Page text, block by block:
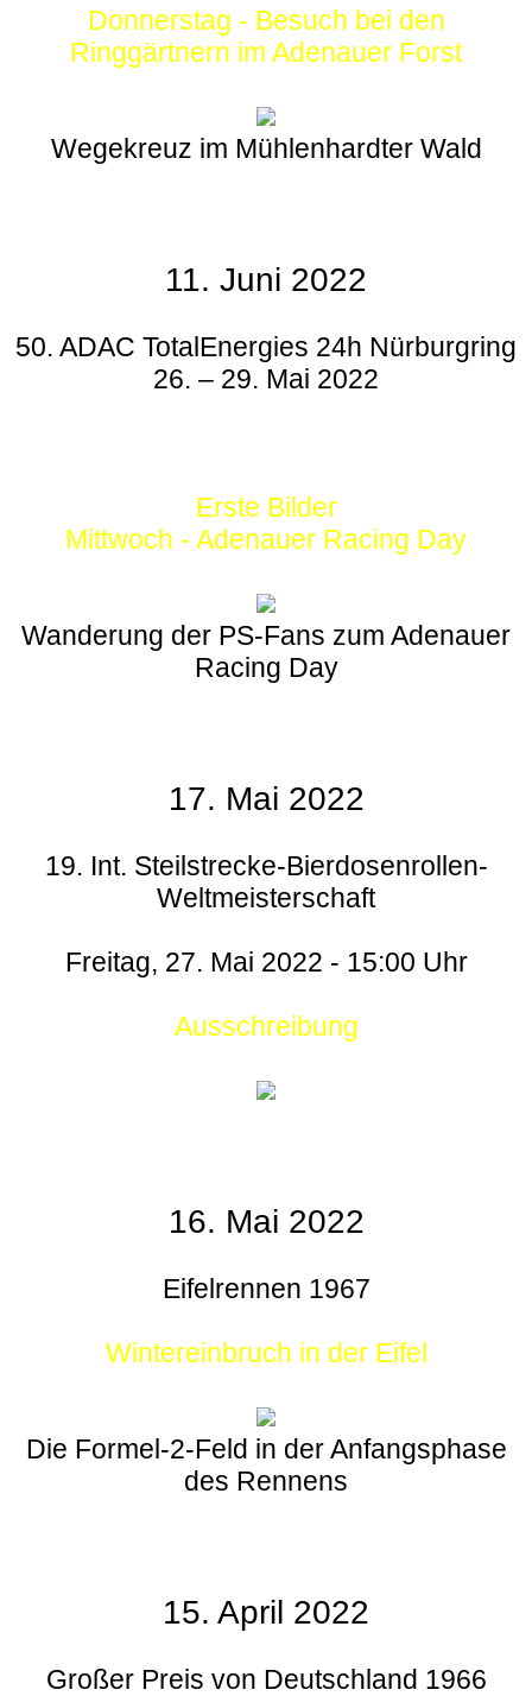
Donnerstag - Besuch bei den
Ringgärtnern im Adenauer Forst
Wegekreuz im Mühlenhardter Wald
11. Juni 2022
50. ADAC TotalEnergies 24h Nürburgring
26. – 29. Mai 2022
Erste Bilder
Mittwoch - Adenauer Racing Day
Wanderung der PS-Fans zum Adenauer
Racing Day
17. Mai 2022
19. Int. Steilstrecke-Bierdosenrollen-
Weltmeisterschaft
Freitag, 27. Mai 2022 - 15:00 Uhr
Ausschreibung
16. Mai 2022
Eifelrennen 1967
Wintereinbruch in der Eifel
Die Formel-2-Feld in der Anfangsphase
des Rennens
15. April 2022
Großer Preis von Deutschland 1966